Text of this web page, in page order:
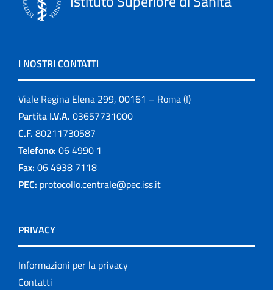
I NOSTRI CONTATTI
Viale Regina Elena 299, 00161 – Roma (I)
Partita I.V.A. 03657731000
C.F. 80211730587
Telefono: 06 4990 1
Fax: 06 4938 7118
PEC: protocollo.centrale@pec.iss.it
PRIVACY
Informazioni per la privacy
Contatti